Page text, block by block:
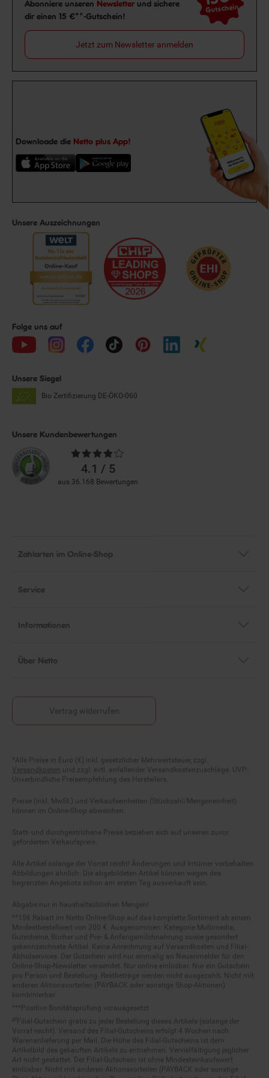
Abonniere unseren Newsletter und sichere
dir einen 15 €**-Gutschein!
Gutschein
Jetzt zum Newsletter anmelden
Downloade die Netto plus App!
Unsere Auszeichnungen
Folge uns auf
Unsere Siegel
Bio Zertifizierung DE-ÖKO-060
Unsere Kundenbewertungen
Durchschnittliche
Bewertungen4.1 / 5
aus 36.168 Bewertungen
Über Netto
Fußnoten
Versandkosten und zzgl. evtl. anfallender Versandkostenzuschläge. UVP:
Unverbindliche Preisempfehlung des Herstellers.
können im Online-Shop abweichen.
geforderten Verkaufspreis.
Abbildungen ähnlich. Die abgebildeten Artikel können wegen des
begrenzten Angebots schon am ersten Tag ausverkauft sein.
Mindestbestellwert von 200 €. Ausgenommen: Kategorie Multimedia,
Gutscheine, Bücher und Pre- & Anfangsmilchnahrung sowie gesondert
gekennzeichnete Artikel. Keine Anrechnung auf Versandkosten und Filial-
Abholservices. Der Gutschein wird nur einmalig an Neuanmelder für den
Online-Shop-Newsletter versendet. Nur online einlösbar. Nur ein Gutschein
pro Person und Bestellung. Restbeträge werden nicht ausgezahlt. Nicht mit
anderen Aktionsvorteilen (PAYBACK oder sonstige Shop-Aktionen)
kombinierbar.
²⁰Filial-Gutschein gratis zu jeder Bestellung dieses Artikels (solange der
Vorrat reicht). Versand des Filial-Gutscheins erfolgt 4 Wochen nach
Warenanlieferung per Mail. Die Höhe des Filial-Gutscheins ist dem
Artikelbild des gekauften Artikels zu entnehmen. Vervielfältigung jeglicher
Art nicht gestattet. Der Filial-Gutschein ist ohne Mindesteinkaufswert
einlösbar. Nicht mit anderen Aktionsvorteilen (PAYBACK oder sonstige
Shop-Aktionen) kombinierbar. Der jeweilige Gültigkeitszeitraum des Filial-